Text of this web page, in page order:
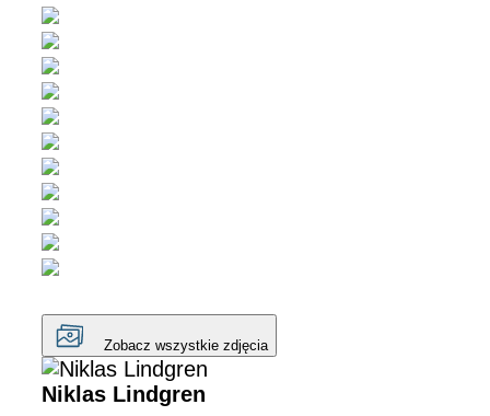
Zobacz wszystkie zdjęcia
Niklas Lindgren